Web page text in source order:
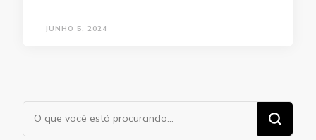
JUNHO 5, 2024
Procurando
algo?